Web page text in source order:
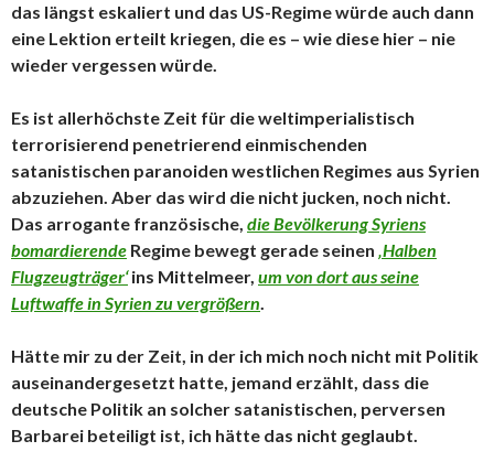
das längst eskaliert und das US-Regime würde auch dann
eine Lektion erteilt kriegen, die es – wie diese hier – nie
wieder vergessen würde.
Es ist allerhöchste Zeit für die weltimperialistisch
terrorisierend penetrierend einmischenden
satanistischen paranoiden westlichen Regimes aus Syrien
abzuziehen. Aber das wird die nicht jucken, noch nicht.
Das arrogante französische, die Bevölkerung Syriens
bomardierende Regime bewegt gerade seinen ‚Halben
Flugzeugträger‘ins Mittelmeer, um von dort aus seine
Luftwaffe in Syrien zu vergrößern.
Hätte mir zu der Zeit, in der ich mich noch nicht mit Politik
auseinandergesetzt hatte, jemand erzählt, dass die
deutsche Politik an solcher satanistischen, perversen
Barbarei beteiligt ist, ich hätte das nicht geglaubt.